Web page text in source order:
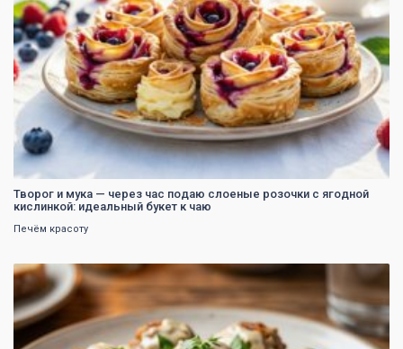
Творог и мука — через час подаю слоеные розочки с ягодной
кислинкой: идеальный букет к чаю
Печём красоту